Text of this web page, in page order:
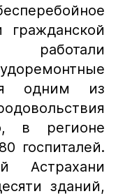
гражданской
работали
одним из
в регионе
госпиталей.
Астрахани
зданий,